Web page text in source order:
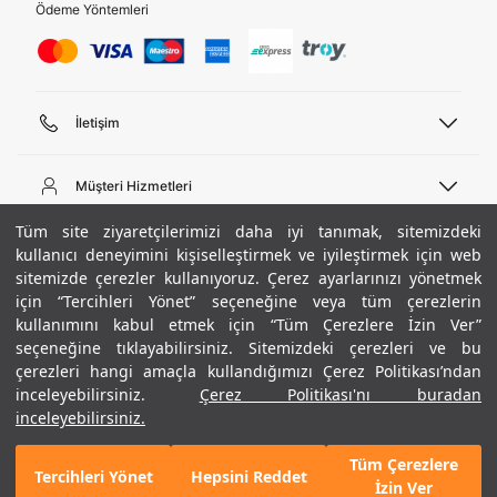
Tüm site ziyaretçilerimizi daha iyi tanımak, sitemizdeki
kullanıcı deneyimini kişiselleştirmek ve iyileştirmek için web
sitemizde çerezler kullanıyoruz. Çerez ayarlarınızı yönetmek
için “Tercihleri Yönet” seçeneğine veya tüm çerezlerin
kullanımını kabul etmek için “Tüm Çerezlere İzin Ver”
seçeneğine tıklayabilirsiniz. Sitemizdeki çerezleri ve bu
çerezleri hangi amaçla kullandığımızı Çerez Politikası’ndan
inceleyebilirsiniz.
Çerez Politikası'nı buradan
inceleyebilirsiniz.
Tercihleri Yönet Hepsini Reddet
Tüm Çerezlere
İzin Ver
+ 10 Renk
3.590 TL
%30
SEPETE EKLE
Ödeme Yöntemleri
İletişim
444 02 00
Pazartesi - Cuma 09:00 - 18:00
E-posta
bilgi@underarmour.com
Müşteri Hizmetleri
Sipariş Sorgulama
Bize Ulaşın
Teslimat Bilgileri
İşlem Rehberi
İade ve Değişimler
Sıkça Sorulan Sorular
Beden Rehberi
Site Haritası
Hakkımızda
Ticari Bilgiler
Hükümler ve Koşullar
Gizlilik Politikası
Çerez Politikası
Kariyer
ETBİS
UA Sosyal Medya
Instagram
Facebook
Twitter
Popüler Kategoriler
Erkek Basketbol Ayakkabısı
Çocuk Basketbol Ayakkabısı
Erkek Eşofman